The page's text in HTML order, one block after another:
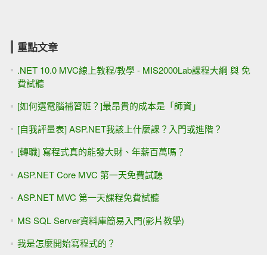
重點文章
.NET 10.0 MVC線上教程/教學 - MIS2000Lab課程大綱 與 免
費試聽
[如何選電腦補習班？]最昂貴的成本是「師資」
[自我評量表] ASP.NET我該上什麼課？入門或進階？
[轉職] 寫程式真的能發大財、年薪百萬嗎？
ASP.NET Core MVC 第一天免費試聽
ASP.NET MVC 第一天課程免費試聽
MS SQL Server資料庫簡易入門(影片教學)
我是怎麼開始寫程式的？